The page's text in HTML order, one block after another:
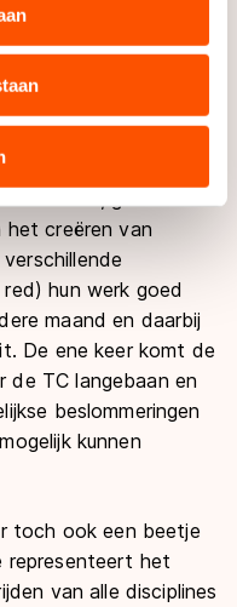
delen informatie over
die u aan hen heeft
via hun services.
doorgeven aan
waar mogelijk geen
volgens de GDPR.
u in met deze
u in onscookiebeleid
geopend en twee
de
voorzitter
creëren van
red) hun werk goed
maand en daarbij
De ene keer komt de
de TC langebaan en
beslommeringen
kunnen
toch ook een beetje
het
van alle disciplines